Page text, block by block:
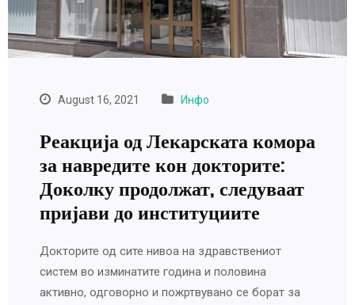
August 16, 2021 Инфо
Реакција од Лекарската комора
за навредите кон докторите:
Доколку продолжат, следуваат
пријави до институциите
Докторите од сите нивоа на здравствениот
систем во изминатите година и половина
активно, одговорно и пожртвувано се борат за